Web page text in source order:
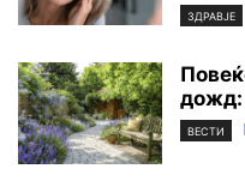
ЗДРАВЈЕ
дожд:
ВЕСТИ